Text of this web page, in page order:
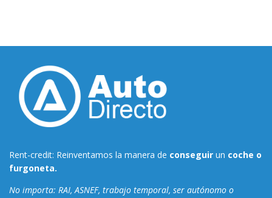
Rent-credit: Reinventamos la manera de conseguir un coche o
furgoneta.
No importa: RAI, ASNEF, trabajo temporal, ser autónomo o